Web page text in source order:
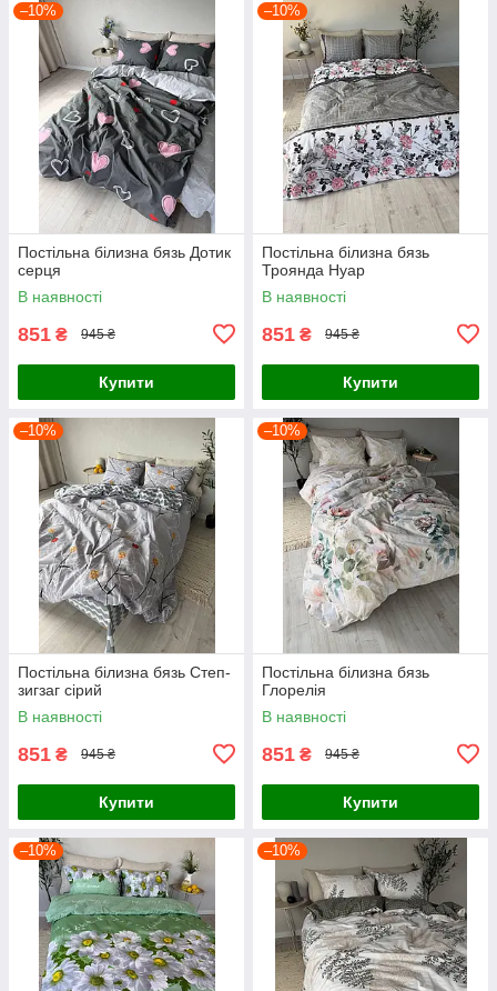
–10%
Постільна білизна бязь Дотик
серця
В наявності
851 ₴ 945 ₴
Купити
–10%
Постільна білизна бязь
Троянда Нуар
В наявності
851 ₴ 945 ₴
Купити
–10%
Постільна білизна бязь Степ-
зигзаг сірий
В наявності
851 ₴ 945 ₴
Купити
–10%
Постільна білизна бязь
Глорелія
В наявності
851 ₴ 945 ₴
Купити
–10% –10%